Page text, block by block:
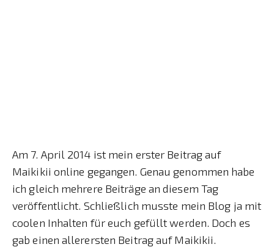
Am 7. April 2014 ist mein erster Beitrag auf
Maikikii online gegangen. Genau genommen habe
ich gleich mehrere Beiträge an diesem Tag
veröffentlicht. Schließlich musste mein Blog ja mit
coolen Inhalten für euch gefüllt werden. Doch es
gab einen allerersten Beitrag auf Maikikii.